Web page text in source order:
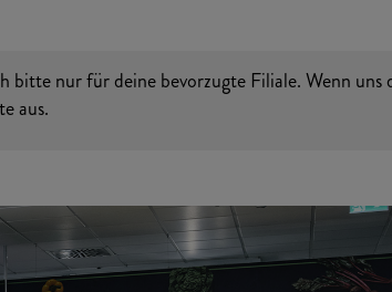
nur für deine bevorzugte Filiale. Wenn
aus.